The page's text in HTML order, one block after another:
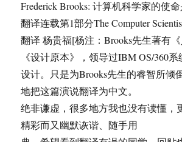
Frederick Brooks: 计算机科学家的使
翻译连载第1部分The Computer
翻译 杨贵福[杨注：Brooks先生著有
《设计原本》，领导过IBM OS/360系
设计。只是为Brooks先生的睿智所倾
地把这篇演说翻译为中文。
绝非谦虚，很多地方我也没有读懂，
精彩而又幽默诙谐、随手用